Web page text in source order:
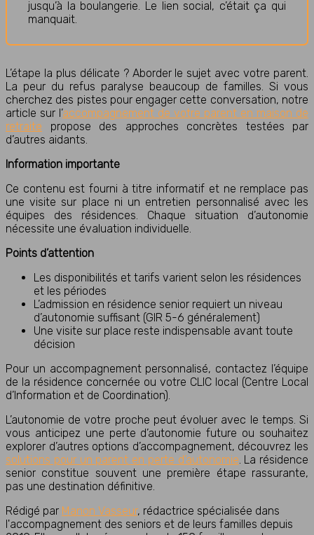
jusqu’à la boulangerie. Le lien social, c’était ça qui
manquait.
L’étape la plus délicate ? Aborder le sujet avec votre parent.
La peur du refus paralyse beaucoup de familles. Si vous
cherchez des pistes pour engager cette conversation, notre
article sur l’accompagnement de votre parent en maison de
retraite propose des approches concrètes testées par
d’autres aidants.
Information importante
Ce contenu est fourni à titre informatif et ne remplace pas
une visite sur place ni un entretien personnalisé avec les
équipes des résidences. Chaque situation d’autonomie
nécessite une évaluation individuelle.
Points d’attention
Les disponibilités et tarifs varient selon les résidences
et les périodes
L’admission en résidence senior requiert un niveau
d’autonomie suffisant (GIR 5-6 généralement)
Une visite sur place reste indispensable avant toute
décision
Pour un accompagnement personnalisé, contactez l’équipe
de la résidence concernée ou votre CLIC local (Centre Local
d’Information et de Coordination).
L’autonomie de votre proche peut évoluer avec le temps. Si
vous anticipez une perte d’autonomie future ou souhaitez
explorer d’autres options d’accompagnement, découvrez les
solutions pour un parent en perte d’autonomie . La résidence
senior constitue souvent une première étape rassurante,
pas une destination définitive.
Rédigé par Manon Vasseur, rédactrice spécialisée dans
l'accompagnement des seniors et de leurs familles depuis